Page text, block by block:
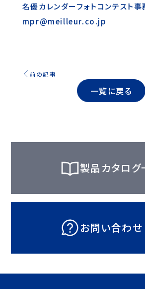
名優カレンダーフォトコンテスト事
mpr@meilleur.co.jp
前の記事
一覧に戻る
製品カタログ
お問い合わせ